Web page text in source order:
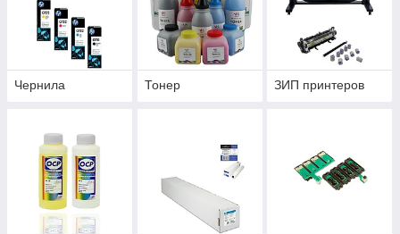
Чернила Тонер ЗИП принтеров